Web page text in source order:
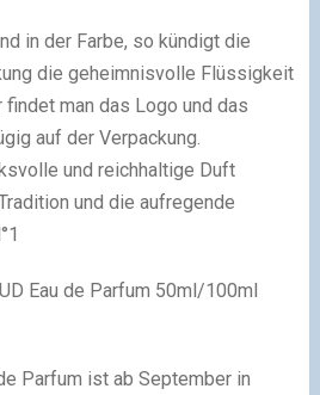
in der Farbe, so kündigt die
die geheimnisvolle Flüssigkeit
findet man das Logo und das
auf der Verpackung.
und reichhaltige Duft
und die aufregende
Eau de Parfum 50ml/100ml
Parfum ist ab September in